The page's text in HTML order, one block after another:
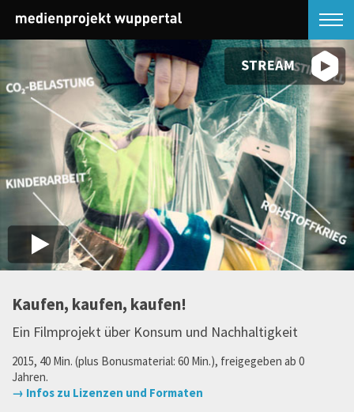
Kaufen, kaufen, kaufen!
Ein Filmprojekt über Konsum und Nachhaltigkeit
2015, 40 Min. (plus Bonusmaterial: 60 Min.), freigegeben ab 0
Jahren.
→ Infos zu Lizenzen und Formaten